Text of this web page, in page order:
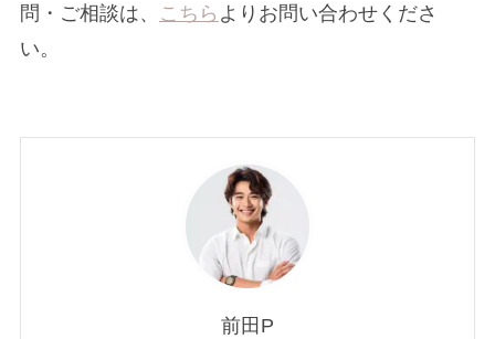
問・ご相談は、
こちら よりお問い合わせくださ
い。
前田P